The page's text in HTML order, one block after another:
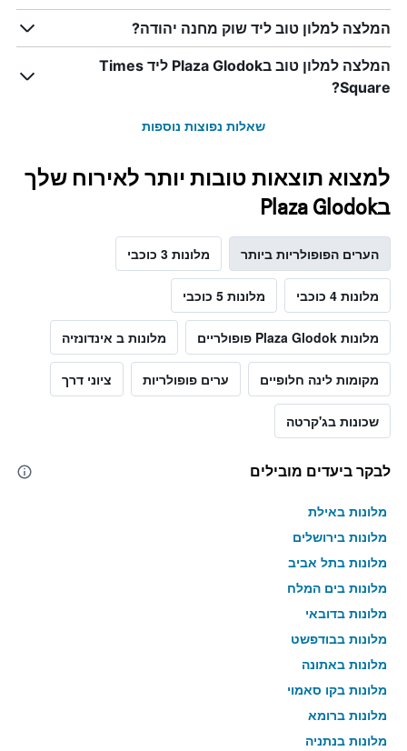
המלצה למלון טוב ליד שוק מחנה יהודה?
המלצה למלון טוב בPlaza Glodok ליד Times
Square?
שאלות נפוצות נוספות
למצוא תוצאות טובות יותר לאירוח שלך
בPlaza Glodok
הערים הפופולריות ביותר מלונות 3 כוכבי
מלונות 4 כוכבי מלונות 5 כוכבי
מלונות Plaza Glodok פופולריים מלונות ב אינדונזיה
מקומות לינה חלופיים ערים פופולריות ציוני דרך
שכונות בג'קרטה
לבקר ביעדים מובילים
מלונות באילת
מלונות בירושלים
מלונות בתל אביב
מלונות בים המלח
מלונות בדובאי
מלונות בבודפשט
מלונות באתונה
מלונות בקו סאמוי
מלונות ברומא
מלונות בנתניה